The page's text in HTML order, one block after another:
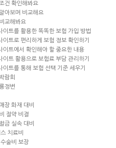
건 확인해봐요
아보며 비교해요
교해봐요
이트를 활용한 똑똑한 보험 가입 방법
이트로 편리하게 보험 정보 확인하기
이트에서 확인해야 할 중요한 내용
이트 활용으로 보험료 부담 관리하기
이트를 통해 보험 선택 기준 세우기
람회
정변
장 화재 대비
절약 비결
금 실속 대비
치료비
술비 보장